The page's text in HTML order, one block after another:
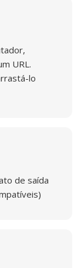
URL.
lo
de saída